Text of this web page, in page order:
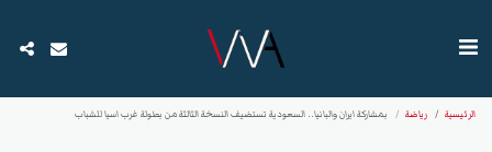
الرئيسية رياضة بمشاركة ايران والبانيا.. السعودية تستضيف النسخة الثالثة من بطولة غرب اسيا للشباب